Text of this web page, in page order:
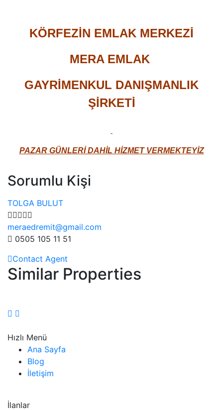
KÖRFEZİN EMLAK MERKEZİ
MERA EMLAK
GAYRİMENKUL DANIŞMANLIK
ŞİRKETİ​
PAZAR GÜNLERİ DAHİL HİZMET VERMEKTEYİZ
Sorumlu Kişi
TOLGA BULUT
meraedremit@gmail.com
0505 105 11 51
Contact Agent
Similar Properties
Hızlı Menü
Ana Sayfa
Blog
İletişim
İlanlar